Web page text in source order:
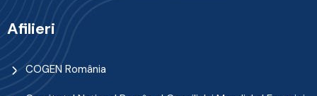
Afilieri
COGEN România